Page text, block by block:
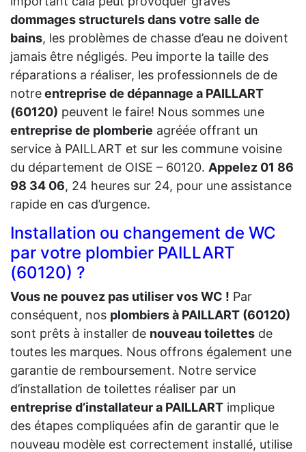
dommages structurels dans votre salle de
bains, les problèmes de chasse d’eau ne doivent
jamais être négligés. Peu importe la taille des
réparations a réaliser, les professionnels de de
notreentreprise de dépannage a PAILLART
(60120) peuvent le faire! Nous sommes une
entreprise de plomberie agréée offrant un
service à PAILLART et sur les commune voisine
du département de OISE – 60120. Appelez 01 86
98 34 06, 24 heures sur 24, pour une assistance
rapide en cas d’urgence.
Installation ou changement de WC
par votre plombier PAILLART
(60120) ?
Vous ne pouvez pas utiliser vos WC ! Par
conséquent, nos plombiers à PAILLART (60120)
sont prêts à installer de nouveau toilettes de
toutes les marques. Nous offrons également une
garantie de remboursement. Notre service
d’installation de toilettes réaliser par un
entreprise d’installateur a PAILLART implique
des étapes compliquées afin de garantir que le
nouveau modèle est correctement installé, utilise